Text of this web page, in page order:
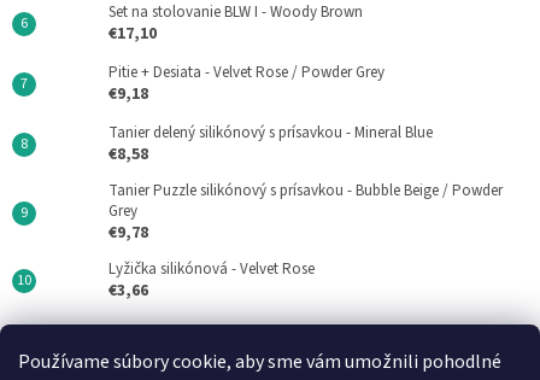
Používame súbory cookie, aby sme vám umožnili pohodlné
Set na stolovanie BLW I - Woody Brown
€17,10
Pitie + Desiata - Velvet Rose / Powder Grey
€9,18
Tanier delený silikónový s prísavkou - Mineral Blue
€8,58
Tanier Puzzle silikónový s prísavkou - Bubble Beige / Powder
Grey
€9,78
Lyžička silikónová - Velvet Rose
€3,66
Minikoioi CZ DN FORMED Brno s.r.o Medela SK